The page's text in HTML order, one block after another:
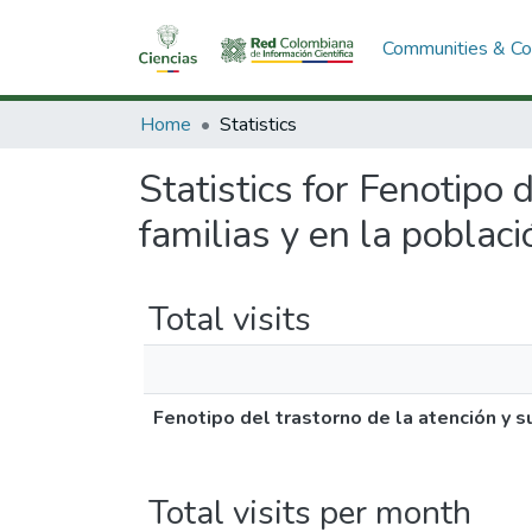
Communities &
Home Statistics
Statistics for Fenotipo
familias y en la
Total visits
Fenotipo del trastorno de la atención y
Total visits per month